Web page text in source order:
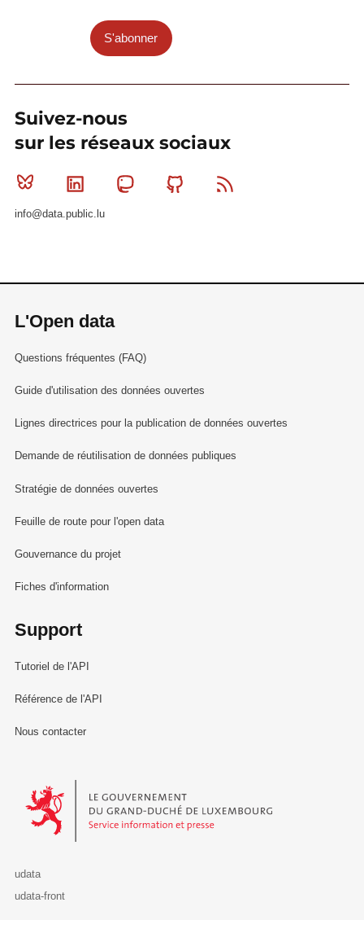
S'abonner
Suivez-nous
sur les réseaux sociaux
Bluesky Linkedin MastodonGithub
info@data.public.lu
L'Open data
Questions fréquentes (FAQ)
Guide d'utilisation des données ouvertes
Lignes directrices pour la publication de données ouvertes
Demande de réutilisation de données publiques
Stratégie de données ouvertes
Feuille de route pour l'open data
Gouvernance du projet
Fiches d'information
Support
Tutoriel de l'API
Référence de l'API
Nous contacter
Le Gouvernement du Grand-Duché de Luxembourg - Service
udata
udata-front